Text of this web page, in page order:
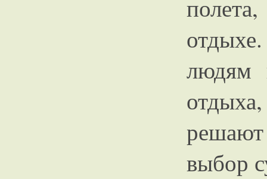
людям
выбор